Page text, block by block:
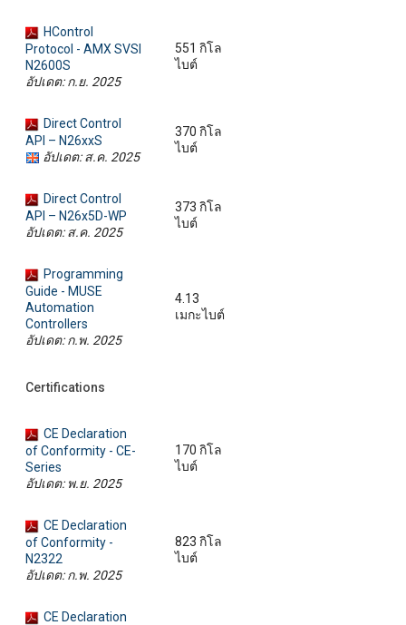
HControl
Protocol - AMX SVSI
N2600S
อัปเดต: ก.ย. 2025
551 กิโล
ไบต์
Direct Control
API – N26xxS
อัปเดต: ส.ค. 2025
370 กิโล
ไบต์
Direct Control
API – N26x5D-WP
อัปเดต: ส.ค. 2025
373 กิโล
ไบต์
Programming
Guide - MUSE
Automation
Controllers
อัปเดต: ก.พ. 2025
4.13
เมกะไบต์
Certifications
CE Declaration
of Conformity - CE-
Series
อัปเดต: พ.ย. 2025
170 กิโล
ไบต์
CE Declaration
of Conformity -
N2322
อัปเดต: ก.พ. 2025
823 กิโล
ไบต์
CE Declaration